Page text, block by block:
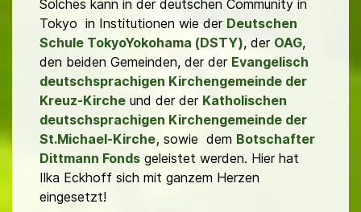
Solches kann in der deutschen Community in
Tokyo in Institutionen wie der Deutschen
Schule TokyoYokohama (DSTY), der OAG,
den beiden Gemeinden, der der Evangelisch
deutschsprachigen Kirchengemeinde der
Kreuz-Kirche und der der Katholischen
deutschsprachigen Kirchengemeinde der
St.Michael-Kirche, sowie dem Botschafter
Dittmann Fonds geleistet werden. Hier hat
Ilka Eckhoff sich mit ganzem Herzen
eingesetzt!